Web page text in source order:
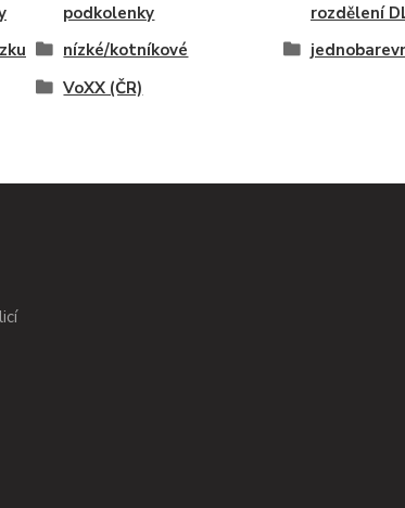
podkolenky
rozdělení
nízké/kotníkové
VoXX (ČR)